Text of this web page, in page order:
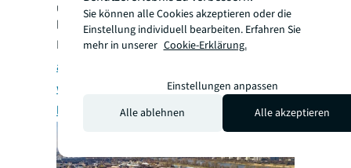
ursprünglichen Erwartungen der Deutz AG
lag.
Lesen Sie das zugehörige Interview"Vom
alten Industriegelände zur Stadtoase – so
wird das verlassene Deutz-Areal zum
lebendigen Stadtquartier"
Sie können alle Cookies akzeptieren oder die
Einstellung individuell bearbeiten. Erfahren Sie
mehr in unserer Cookie-Erklärung.
Einstellungen anpassen
Alle ablehnen
Alle akzeptieren